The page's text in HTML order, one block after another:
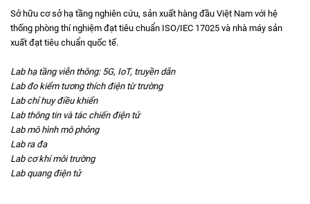
Sở hữu cơ sở hạ tầng nghiên cứu, sản xuất hàng đầu Việt Nam với hệ
thống phòng thí nghiệm đạt tiêu chuẩn ISO/IEC 17025 và nhà máy sản
xuất đạt tiêu chuẩn quốc tế.
Lab hạ tầng viễn thông: 5G, IoT, truyền dẫn
Lab đo kiểm tương thích điện từ trường
Lab chỉ huy điều khiển
Lab thông tin và tác chiến điện tử
Lab mô hình mô phỏng
Lab ra đa
Lab cơ khí môi trường
Lab quang điện tử